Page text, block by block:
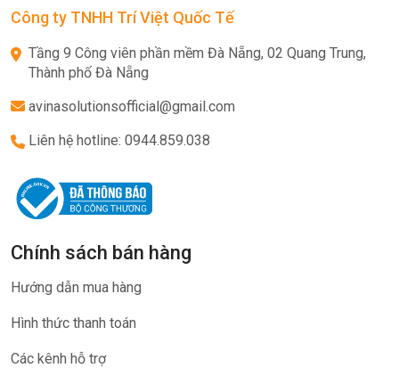
Công ty TNHH Trí Việt Quốc Tế
Tầng 9 Công viên phần mềm Đà Nẵng, 02 Quang Trung,
Thành phố Đà Nẵng
avinasolutionsofficial@gmail.com
Liên hệ hotline: 0944.859.038
Chính sách bán hàng
Hướng dẫn mua hàng
Hình thức thanh toán
Các kênh hỗ trợ